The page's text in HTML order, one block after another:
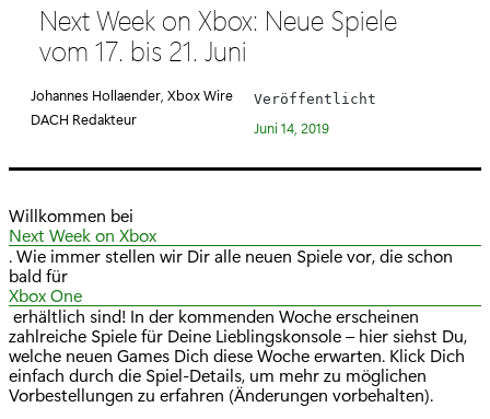
t
e
g
o
i
:
Next Week on Xbox: Neue Spiele
vom 17. bis 21. Juni
Johannes Hollaender, Xbox Wire
DACH Redakteur
Veröffentlicht
Juni 14, 2019
Willkommen bei
Next Week on Xbox
. Wie immer stellen wir Dir alle neuen Spiele vor, die schon
bald für
Xbox One
erhältlich sind! In der kommenden Woche erscheinen
zahlreiche Spiele für Deine Lieblingskonsole – hier siehst Du,
welche neuen Games Dich diese Woche erwarten. Klick Dich
einfach durch die Spiel-Details, um mehr zu möglichen
Vorbestellungen zu erfahren (Änderungen vorbehalten).